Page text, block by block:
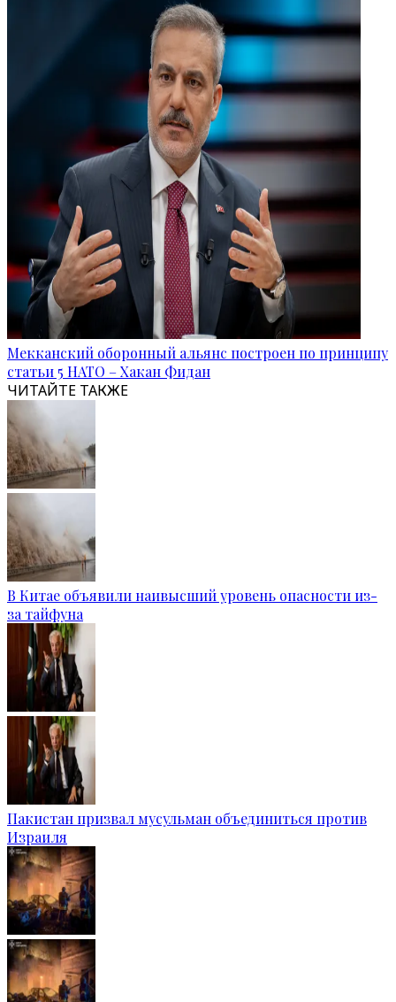
Мекканский оборонный альянс построен по принципу
статьи 5 НАТО – Хакан Фидан
ЧИТАЙТЕ ТАКЖЕ
В Китае объявили наивысший уровень опасности из-
за тайфуна
Пакистан призвал мусульман объединиться против
Израиля